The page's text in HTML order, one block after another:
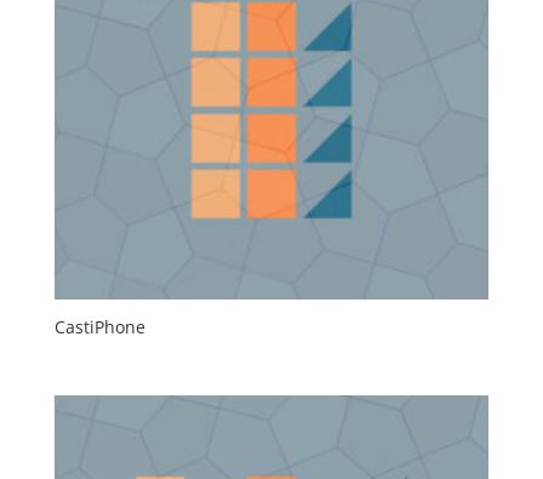
CastiPhone